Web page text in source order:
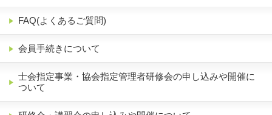
FAQ(よくあるご質問)
会員手続きについて
士会指定事業・協会指定管理者研修会の申し込みや開催に
ついて